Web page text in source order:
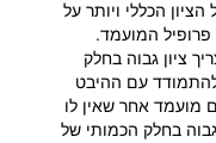
הכללי ויותר על
המועמד.
ציון גבוה בחלק
עם ההיבט
מועמד אחר שאין לו
בחלק הכמותי של